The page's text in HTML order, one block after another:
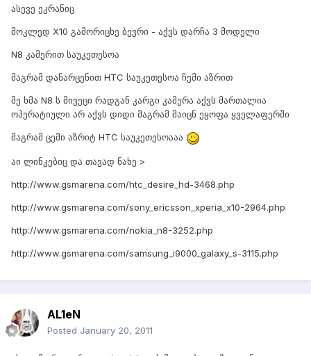
ასევე ეკრანიც
მოკლედ X10 გამორიცხე ბევრი - აქვს დარჩა 3 მოდელი
N8 კამერით საუკეთესოა
მაგრამ დანარცენით HTC საუკეთესოა ჩემი აზრით
მე ხმა N8 ს მივეცი რადგან კარგი კამერა აქვს მართალია
ოპერატიული არ აქვს დიდი მაგრამ მაიცნ ეყოფა ყველაფერში
მაგრამ ცემი აზრიტ HTC საუკეთესოააა
აი ლინკებიც და თავად ნახე >
http://www.gsmarena.com/htc_desire_hd-3468.php
http://www.gsmarena.com/sony_ericsson_xperia_x10-2964.php
http://www.gsmarena.com/nokia_n8-3252.php
http://www.gsmarena.com/samsung_i9000_galaxy_s-3115.php
AL1eN
Posted January 20, 2011